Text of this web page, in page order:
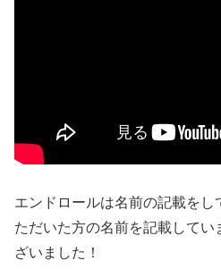
エンドロールは名前の記載を
ただいた方の名前を記載して
ざいました！